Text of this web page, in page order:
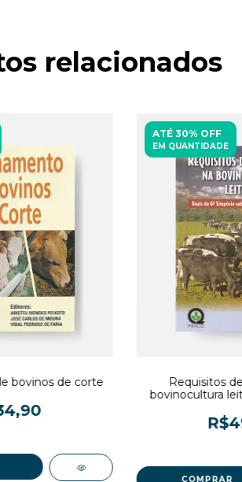
relacionados
bovinos de corte
ATÉ 30% OFF
EM QUANTIDADE
Requisitos
bovinocultura